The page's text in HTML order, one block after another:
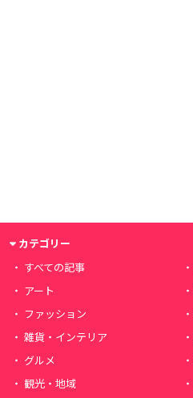
カテゴリー
すべての記事
アート
ファッション
雑貨・インテリア
グルメ
観光・地域